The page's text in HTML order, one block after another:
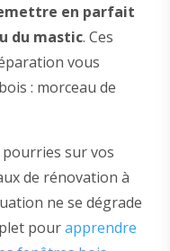
en parfait
du mastic. Ces
vous
: morceau de
pourries sur vos
de rénovation à
ne se dégrade
pourapprendre